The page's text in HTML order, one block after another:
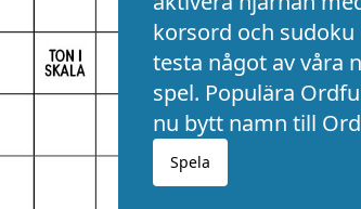
korsord och sudoku
testa något av våra
spel. Populära
nu bytt namn till
Spela